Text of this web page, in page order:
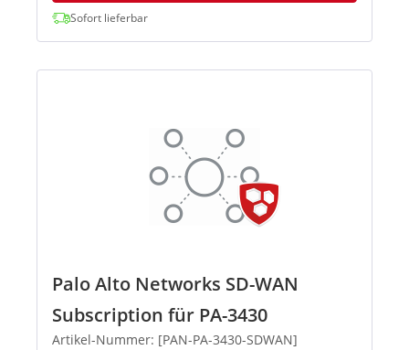
Sofort lieferbar
Palo Alto Networks SD-WAN
Subscription für PA-3430
Artikel-Nummer: [PAN-PA-3430-SDWAN]